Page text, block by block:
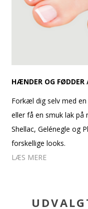
HÆNDER OG FØDDER
Forkæl dig selv med
eller få en smuk lak på
Shellac, Gelénegle og
forskellige looks.
LÆS MERE